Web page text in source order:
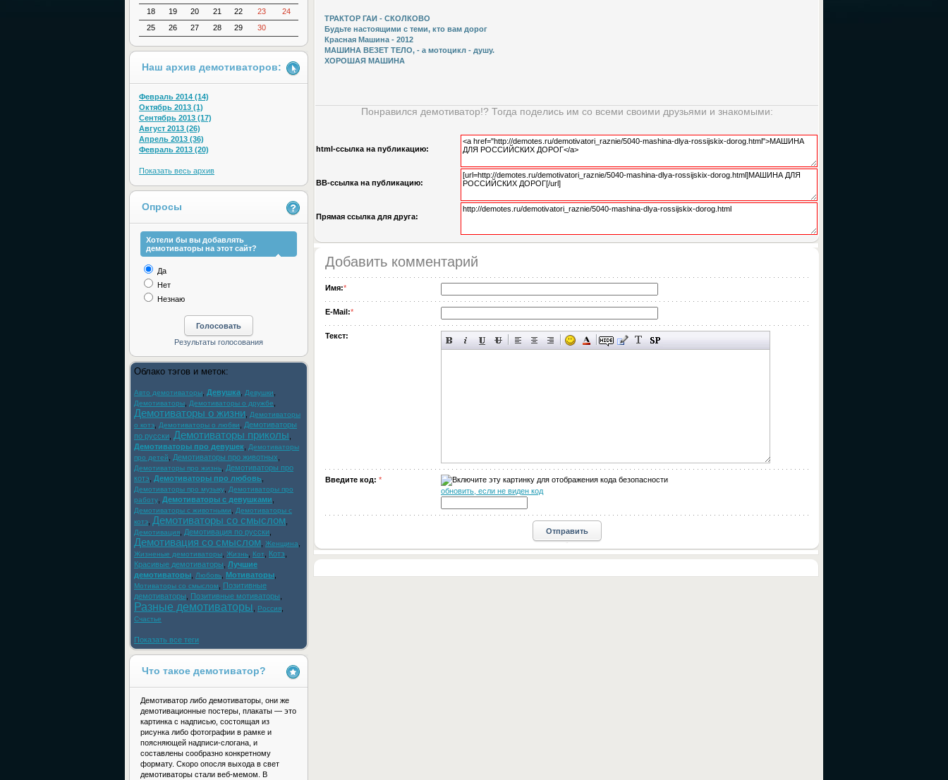
ТРАКТОР ГАИ - СКОЛКОВО
Будьте настоящими с теми, кто вам дорог
Красная Машина - 2012
МАШИНА ВЕЗЕТ ТЕЛО, - а мотоцикл - душу.
ХОРОШАЯ МАШИНА
Понравился демотиватор!? Тогда поделись им со всеми своими друзьями и знакомыми:
html-cсылка на публикацию:
BB-cсылка на публикацию:
Прямая ссылка для друга:
Добавить комментарий
Имя:*
E-Mail:*
Текст:
Введите код: *
обновить, если не виден код
18
19 20 21 22 23
24
25
26 27 28 29 30
Наш архив демотиваторов:
Февраль 2014 (14)
Октябрь 2013 (1)
Сентябрь 2013 (17)
Август 2013 (26)
Апрель 2013 (36)
Февраль 2013 (20)
Показать весь архив
Опросы
Хотели бы вы добавлять
демотиваторы на этот сайт?
Да
Нет
Незнаю
Облако тэгов и меток:
Авто демотиваторы Девушка Девушки
Демотиваторы Демотиваторы о дружбе
Демотиваторы о жизни
Демотиваторы
о котэ
Демотиваторы о любви
Демотиваторы
по русски Демотиваторы приколы
Демотиваторы про девушек
Демотиваторы
про детей
Демотиваторы про животных
Демотиваторы про жизнь
Демотиваторы про
котэ
Демотиваторы про любовь
Демотиваторы про музыку
Демотиваторы про
работу
Демотиваторы с девушками
Демотиваторы с животными
Демотиваторы с
котэ
Демотиваторы со смыслом
Демотивация Демотивация по русски
Демотивация со смыслом Женщина
Жизненые демотиваторы Жизнь Кот Котэ
Красивые демотиваторы Лучшие
демотиваторы
Любовь Мотиваторы
Мотиваторы со смыслом
Позитивные
демотиваторы
Позитивные мотиваторы
Разные демотиваторы Россия
Счастье
Показать все теги
Что такое демотиватор?
Демотиватор либо демотиваторы, они же
демотивационные постеры, плакаты — это
картинка с надписью, состоящая из
рисунка либо фотографии в рамке и
поясняющей надписи-слогана, и
составлены сообразно конкретному
формату. Скоро опосля выхода в свет
демотиваторы стали веб-мемом. В